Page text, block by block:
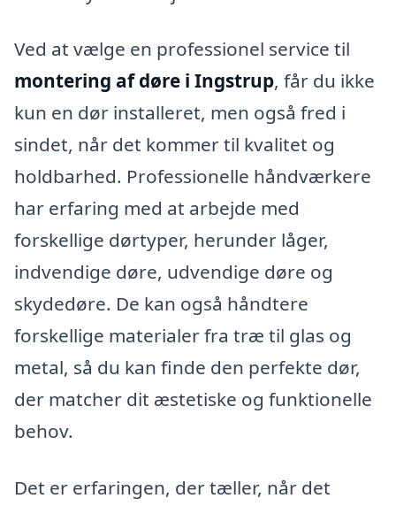
Ved at vælge en professionel service til
montering af døre i Ingstrup, får du ikke
kun en dør installeret, men også fred i
sindet, når det kommer til kvalitet og
holdbarhed. Professionelle håndværkere
har erfaring med at arbejde med
forskellige dørtyper, herunder låger,
indvendige døre, udvendige døre og
skydedøre. De kan også håndtere
forskellige materialer fra træ til glas og
metal, så du kan finde den perfekte dør,
der matcher dit æstetiske og funktionelle
behov.
Det er erfaringen, der tæller, når det